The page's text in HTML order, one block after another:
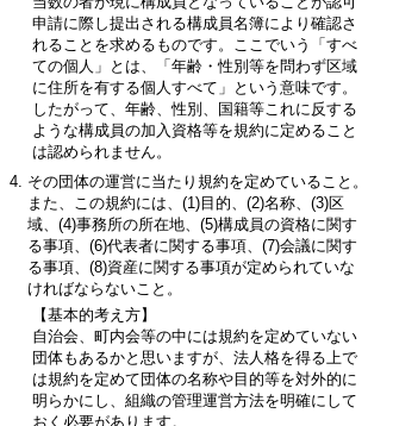
申請に際し提出される構成員名簿により確認さ
れることを求めるものです。ここでいう「すべ
ての個人」とは、「年齢・性別等を問わず区域
に住所を有する個人すべて」という意味です。
したがって、年齢、性別、国籍等これに反する
ような構成員の加入資格等を規約に定めること
は認められません。
その団体の運営に当たり規約を定めていること。
また、この規約には、(1)目的、(2)名称、(3)区
域、(4)事務所の所在地、(5)構成員の資格に関す
る事項、(6)代表者に関する事項、(7)会議に関す
る事項、(8)資産に関する事項が定められていな
ければならないこと。
【基本的考え方】
自治会、町内会等の中には規約を定めていない
団体もあるかと思いますが、法人格を得る上で
は規約を定めて団体の名称や目的等を対外的に
明らかにし、組織の管理運営方法を明確にして
おく必要があります。